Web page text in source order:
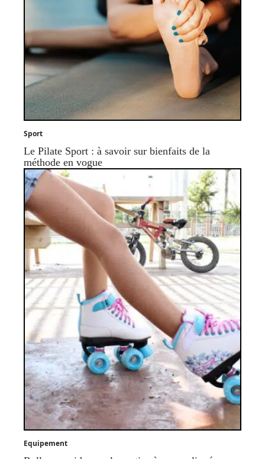
Sport
Le Pilate Sport : à savoir sur bienfaits de la
méthode en vogue
Equipement